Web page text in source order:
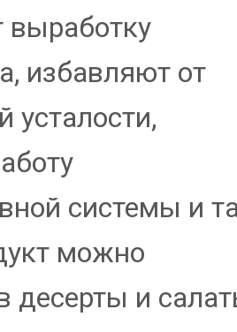
выработку
избавляют от
усталости,
системы и
можно
десерты и